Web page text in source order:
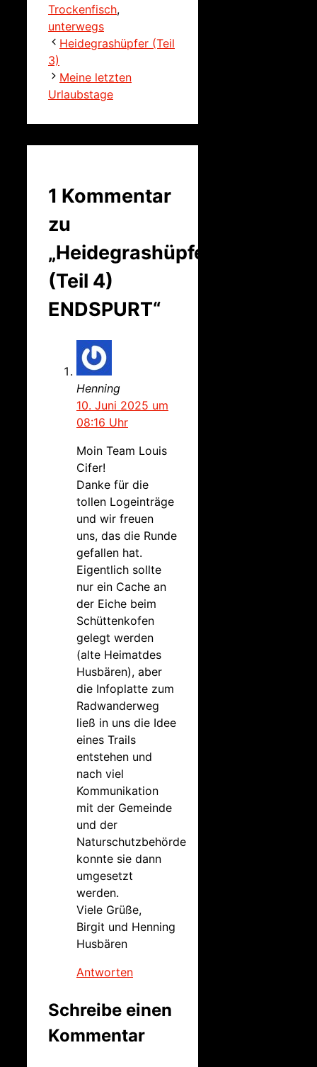
Trockenfisch,
unterwegs
Heidegrashüpfer (Teil
3)
Meine letzten
Urlaubstage
1 Kommentar
zu
„Heidegrashüpfer
(Teil 4)
ENDSPURT“
Henning
10. Juni 2025 um
08:16 Uhr
Moin Team Louis
Cifer!
Danke für die
tollen Logeinträge
und wir freuen
uns, das die Runde
gefallen hat.
Eigentlich sollte
nur ein Cache an
der Eiche beim
Schüttenkofen
gelegt werden
(alte Heimatdes
Husbären), aber
die Infoplatte zum
Radwanderweg
ließ in uns die Idee
eines Trails
entstehen und
nach viel
Kommunikation
mit der Gemeinde
und der
Naturschutzbehörde
konnte sie dann
umgesetzt
werden.
Viele Grüße,
Birgit und Henning
Husbären
Antworten
Schreibe einen
Kommentar